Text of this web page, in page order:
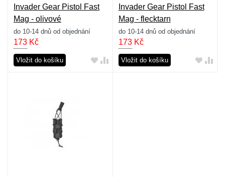
Invader Gear Pistol Fast
Mag - olivové
do 10-14 dnů od objednání
173 Kč
Vložit do košíku
Invader Gear Pistol Fast
Mag - flecktarn
do 10-14 dnů od objednání
173Kč
Vložit do košíku